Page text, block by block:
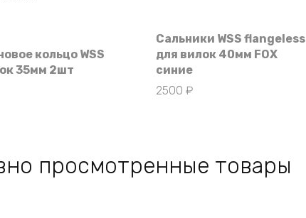
кольцо WSS
35мм 2шт
Сальники WSS flangeless
для вилок 40мм FOX
синие
2500 ₽
просмотренные товары